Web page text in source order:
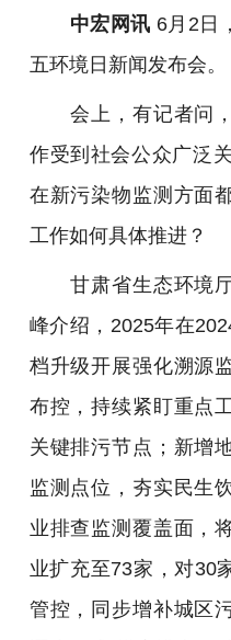
中宏网讯 6月2日，
五环境日新闻发布会。
会上，有记者问，
作受到社会公众广泛
在新污染物监测方面
工作如何具体推进？
甘肃省生态环境厅
峰介绍，2025年在
档升级开展强化溯源
布控，持续紧盯重点
关键排污节点；新增
监测点位，夯实民生
业排查监测覆盖面，
业扩充至73家，对30
管控，同步增补城区